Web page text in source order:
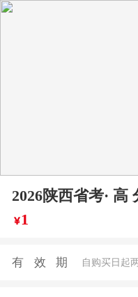
2026陕西省考· 高
￥1
有效期 自购买日起